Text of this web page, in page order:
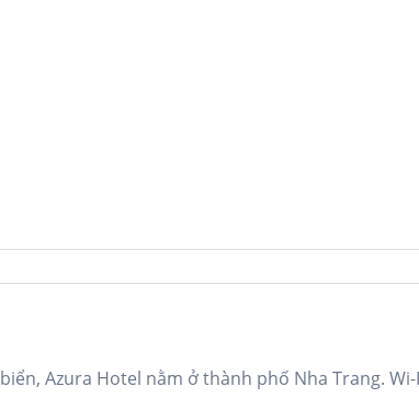
Azura Hotel nằm ở thành phố Nha Trang.